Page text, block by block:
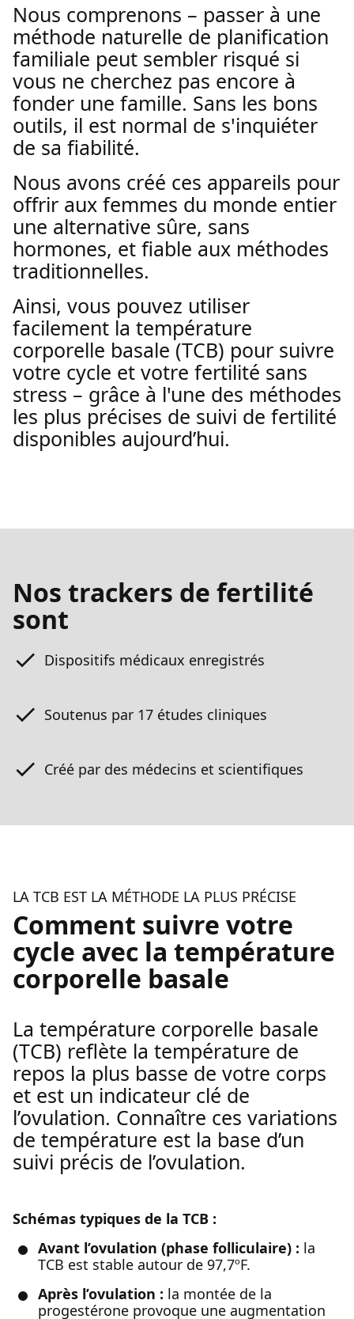
Nous comprenons – passer à une
méthode naturelle de planification
familiale peut sembler risqué si
vous ne cherchez pas encore à
fonder une famille. Sans les bons
outils, il est normal de s'inquiéter
de sa fiabilité.
Nous avons créé ces appareils pour
offrir aux femmes du monde entier
une alternative sûre, sans
hormones, et fiable aux méthodes
traditionnelles.
Ainsi, vous pouvez utiliser
facilement la température
corporelle basale (TCB) pour suivre
votre cycle et votre fertilité sans
stress – grâce à l'une des méthodes
les plus précises de suivi de fertilité
disponibles aujourd’hui.
Nos trackers de fertilité
sont
Dispositifs médicaux enregistrés
Soutenus par 17 études cliniques
Créé par des médecins et scientifiques
LA TCB EST LA MÉTHODE LA PLUS PRÉCISE
Comment suivre votre
cycle avec la température
corporelle basale
La température corporelle basale
(TCB) reflète la température de
repos la plus basse de votre corps
et est un indicateur clé de
l’ovulation. Connaître ces variations
de température est la base d’un
suivi précis de l’ovulation.
Schémas typiques de la TCB :
Avant l’ovulation (phase folliculaire) : la
TCB est stable autour de 97,7ºF.
Après l’ovulation : la montée de la
progestérone provoque une augmentation